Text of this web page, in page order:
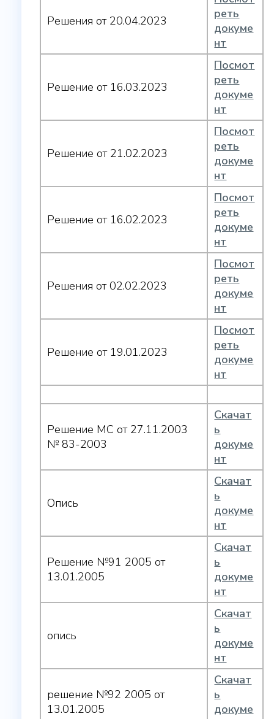
Решения от 20.04.2023
реть
докуме
нт
Решение от 16.03.2023
Посмот
реть
докуме
нт
Решение от 21.02.2023
Посмот
реть
докуме
нт
Решение от 16.02.2023
Посмот
реть
докуме
нт
Решения от 02.02.2023
Посмот
реть
докуме
нт
Решение от 19.01.2023
Посмот
реть
докуме
нт
Решение МС от 27.11.2003
№ 83-2003
Скачат
ь
докуме
нт
Опись
Скачат
ь
докуме
нт
Решение №91 2005 от
13.01.2005
Скачат
ь
докуме
нт
опись
Скачат
ь
докуме
нт
решение №92 2005 от
13.01.2005
Скачат
ь
докуме